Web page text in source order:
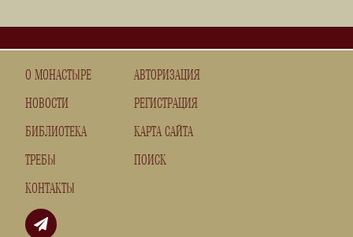
О МОНАСТЫРЕ
НОВОСТИ
БИБЛИОТЕКА
ТРЕБЫ
КОНТАКТЫ
АВТОРИЗАЦИЯ
РЕГИСТРАЦИЯ
КАРТА САЙТА
ПОИСК